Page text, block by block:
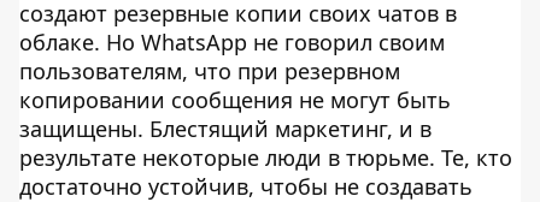
создают резервные копии своих чатов в
облаке. Но WhatsApp не говорил своим
пользователям, что при резервном
копировании сообщения не могут быть
защищены. Блестящий маркетинг, и в
результате некоторые люди в тюрьме. Те, кто
достаточно устойчив, чтобы не создавать